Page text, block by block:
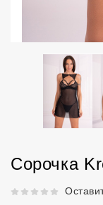
Сорочка
Рейтинг 5 из 5.